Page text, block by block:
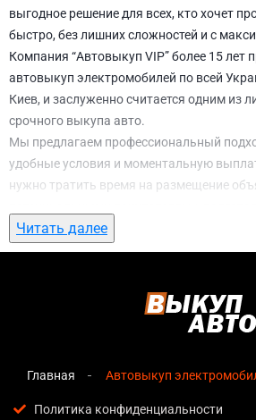
выгодное решение для всех, кто хочет
быстро, без лишних сложностей и с
Компания “Автовыкуп VIP” более 15 лет
автовыкуп электромобилей по всей
Киев, и заслуженно считается одним из
срочного выкупа авто.
Мы предлагаем профессиональный
удобные условия и моментальную
нужно тратить время на размещение
ожидание. С нами вы можете
Теремки, Киеввсего за 1 день.
автовыкуп
Мгновенная оценка—
озвучивается сразу после
Читать далее
Главная Автовыкуп
Политика конфиденциальности